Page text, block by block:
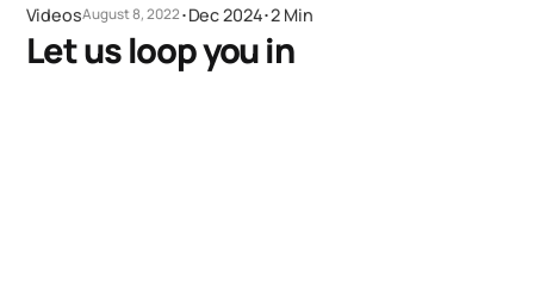
VideosAugust 8, 2022･Dec 2024･2 Min
Let us loop you in